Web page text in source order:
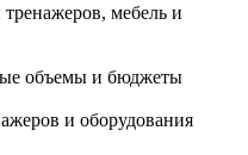
мебель и
объемы и бюджеты
и оборудования